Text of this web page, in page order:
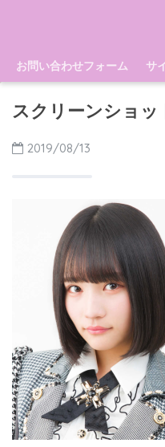
お問い合わせフォーム サ
スクリーンショッ
2019/08/13